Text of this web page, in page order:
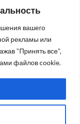
вашего
рекламы или
"Принять все",
файлов cookie.